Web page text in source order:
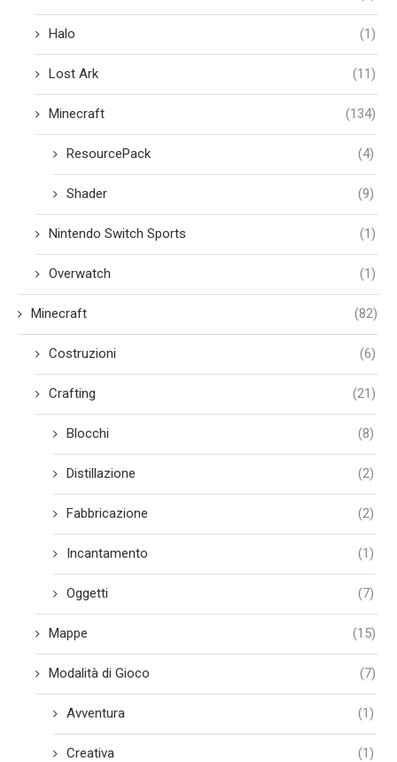
Halo (1)
Lost Ark (11)
Minecraft (134)
ResourcePack (4)
Shader (9)
Nintendo Switch Sports (1)
Overwatch (1)
Minecraft (82)
Costruzioni (6)
Crafting (21)
Blocchi (8)
Distillazione (2)
Fabbricazione (2)
Incantamento (1)
Oggetti (7)
Mappe (15)
Modalità di Gioco (7)
Avventura (1)
Creativa (1)